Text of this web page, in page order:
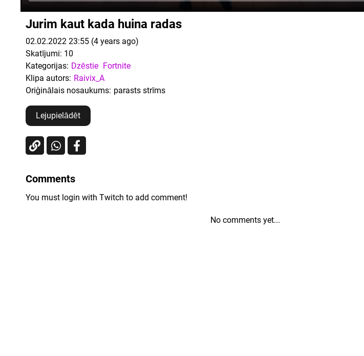
Jurim kaut kada huina radas
02.02.2022 23:55 (4 years ago)
Skatījumi: 10
Kategorijas: Dzēstie Fortnite
Klipa autors: Raivix_A
Oriģinālais nosaukums: parasts strīms
Lejupielādēt
Comments
You must login with Twitch to add comment!
No comments yet...